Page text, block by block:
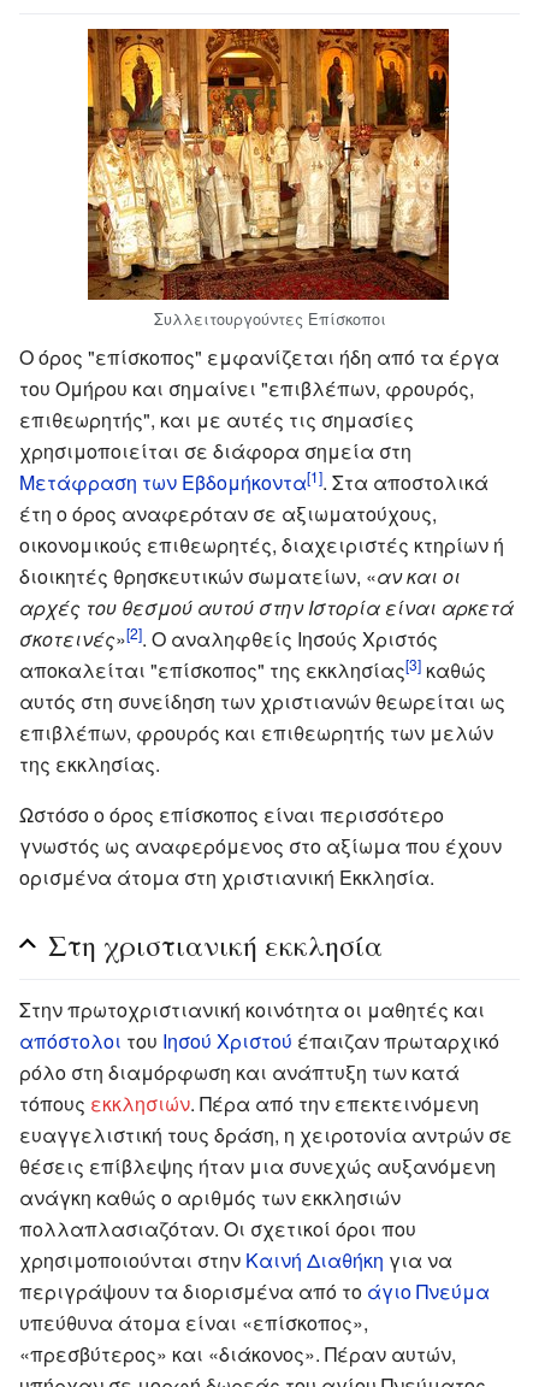
Συλλειτουργούντες Επίσκοποι
Ο όρος "επίσκοπος" εμφανίζεται ήδη από τα έργα
του Ομήρου και σημαίνει "επιβλέπων, φρουρός,
επιθεωρητής", και με αυτές τις σημασίες
χρησιμοποιείται σε διάφορα σημεία στη
Μετάφραση των Εβδομήκοντα[1]. Στα αποστολικά
έτη ο όρος αναφερόταν σε αξιωματούχους,
οικονομικούς επιθεωρητές, διαχειριστές κτηρίων ή
διοικητές θρησκευτικών σωματείων, «αν και οι
αρχές του θεσμού αυτού στην Ιστορία είναι αρκετά
σκοτεινές»[2]. Ο αναληφθείς Ιησούς Χριστός
αποκαλείται "επίσκοπος" της εκκλησίας[3] καθώς
αυτός στη συνείδηση των χριστιανών θεωρείται ως
επιβλέπων, φρουρός και επιθεωρητής των μελών
της εκκλησίας.
Ωστόσο ο όρος επίσκοπος είναι περισσότερο
γνωστός ως αναφερόμενος στο αξίωμα που έχουν
ορισμένα άτομα στη χριστιανική Εκκλησία.
Στη χριστιανική εκκλησία
Στην πρωτοχριστιανική κοινότητα οι μαθητές και
απόστολοι του Ιησού Χριστού έπαιζαν πρωταρχικό
ρόλο στη διαμόρφωση και ανάπτυξη των κατά
τόπους εκκλησιών. Πέρα από την επεκτεινόμενη
ευαγγελιστική τους δράση, η χειροτονία αντρών σε
θέσεις επίβλεψης ήταν μια συνεχώς αυξανόμενη
ανάγκη καθώς ο αριθμός των εκκλησιών
πολλαπλασιαζόταν. Οι σχετικοί όροι που
χρησιμοποιούνται στην Καινή Διαθήκη για να
περιγράψουν τα διορισμένα από το άγιο Πνεύμα
υπεύθυνα άτομα είναι «επίσκοπος»,
«πρεσβύτερος» και «διάκονος». Πέραν αυτών,